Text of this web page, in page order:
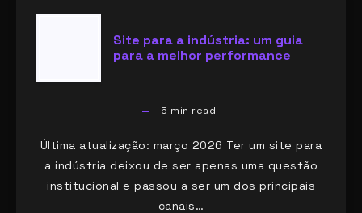
Site para a indústria: um guia
para a melhor performance
5 min read
Última atualização: março 2026 Ter um site para
a indústria deixou de ser apenas uma questão
institucional e passou a ser um dos principais
canais…